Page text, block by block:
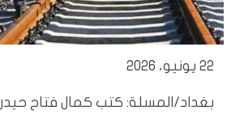
22 يونيو، 2026
بغداد/المسلة: كتب كمال فتاح حيدر